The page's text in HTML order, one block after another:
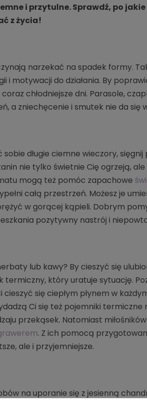
i przytulne. Sprawdź, po
z życia!
narzekać na spadek formy.
i motywacji do działania. By
chłodniejsze dni. Parasole,
a zniechęcenie i smutek nie da się
długie ciemne wieczory, sięgnij
nie tylko świetnie Cię ogrzeją,
mogą też pomóc zapachowe
całą przestrzeń. Możesz je
w gorącej kąpieli. Dobrym
pozytywny nastrój i
lub kawy? By cieszyć się
który uratuje sytuację.
się ciepłym płynem w
Ci się też pojemniki termiczne
przekąsek. Natomiast
. Z ich pomocą
ale i przyjemniejsze.
na uporanie się z jesienną
i zwiększa odporność. W trakcie